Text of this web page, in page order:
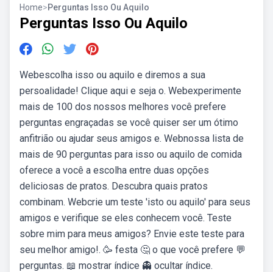
Home>Perguntas Isso Ou Aquilo
Perguntas Isso Ou Aquilo
Webescolha isso ou aquilo e diremos a sua
persoalidade! Clique aqui e seja o. Webexperimente
mais de 100 dos nossos melhores você prefere
perguntas engraçadas se você quiser ser um ótimo
anfitrião ou ajudar seus amigos e. Webnossa lista de
mais de 90 perguntas para isso ou aquilo de comida
oferece a você a escolha entre duas opções
deliciosas de pratos. Descubra quais pratos
combinam. Webcrie um teste 'isto ou aquilo' para seus
amigos e verifique se eles conhecem você. Teste
sobre mim para meus amigos? Envie este teste para
seu melhor amigo!. 🥳 festa 🤔 o que você prefere 💬
perguntas. 📖 mostrar índice 👻 ocultar índice.